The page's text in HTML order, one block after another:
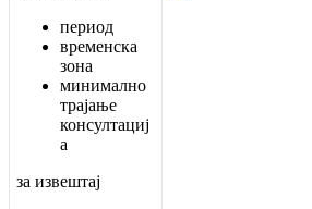
период
временска
зона
минимално
трајање
консултациј
а
за извештај